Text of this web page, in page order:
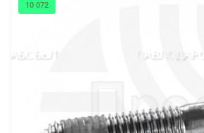
10 072